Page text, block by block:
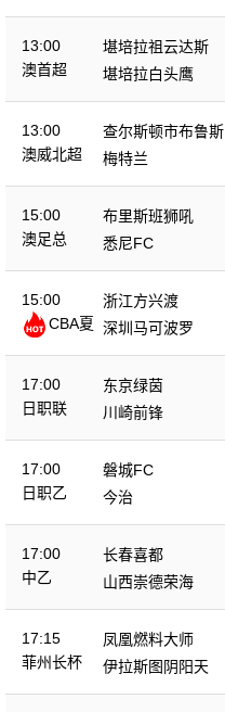
13:00
澳首超
堪培拉祖云达斯
堪培拉白头鹰
13:00
澳威北超
查尔斯顿市布鲁斯
梅特兰
15:00
澳足总
布里斯班狮吼
悉尼FC
15:00
CBA夏
浙江方兴渡
深圳马可波罗
17:00
日职联
东京绿茵
川崎前锋
17:00
日职乙
磐城FC
今治
17:00
中乙
长春喜都
山西崇德荣海
17:15
菲州长杯
凤凰燃料大师
伊拉斯图阴阳天